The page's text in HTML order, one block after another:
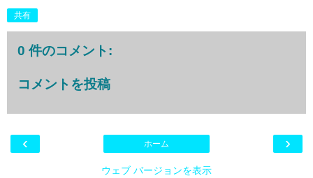
共有
0 件のコメント:
コメントを投稿
‹ ›
ホーム
ウェブ バージョンを表示